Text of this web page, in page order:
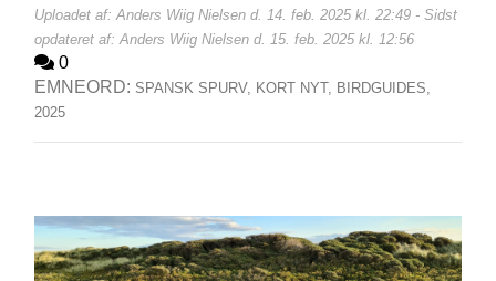
Uploadet af: Anders Wiig Nielsen d. 14. feb. 2025 kl. 22:49 - Sidst
opdateret af: Anders Wiig Nielsen d. 15. feb. 2025 kl. 12:56
0
EMNEORD: SPANSK SPURV, KORT NYT, BIRDGUIDES,
2025